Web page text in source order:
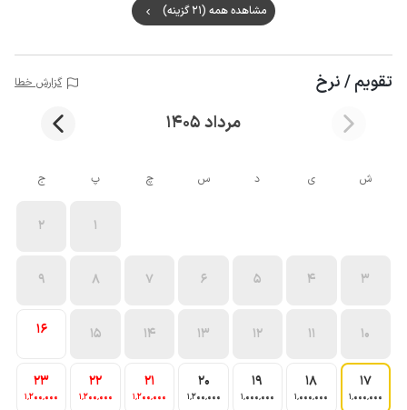
مشاهده همه (21 گزینه)
تقویم / نرخ گزارش خطا
مرداد 1405
ش ی د س چ پ ج
1
2
3
4
5
6
7
8
9
10
11
12
13
14
15
16
17
1٬000٬000
18
1٬000٬000
19
1٬000٬000
20
1٬200٬000
21
1٬200٬000
22
1٬200٬000
23
1٬200٬000